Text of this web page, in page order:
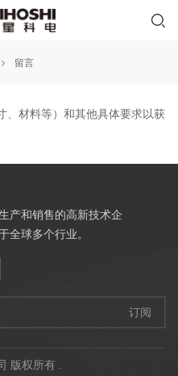
留言
、材料等）和其他具体要求以获
产和销售的高新技术企
球多个行业。
版权所有 .